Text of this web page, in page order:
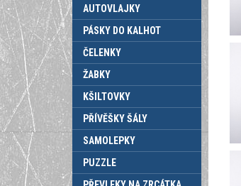
AUTOVLAJKY
PÁSKY DO KALHOT
ČELENKY
ŽABKY
KŠILTOVKY
PŘÍVĚŠKY ŠÁLY
SAMOLEPKY
PUZZLE